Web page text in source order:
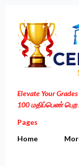
Elevate Your
100 மதிப்பெண்
Pages
Home